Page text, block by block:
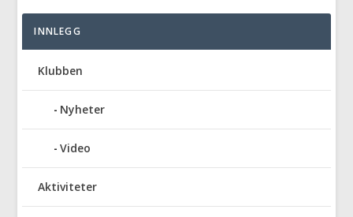
INNLEGG
Klubben
Nyheter
Video
Aktiviteter